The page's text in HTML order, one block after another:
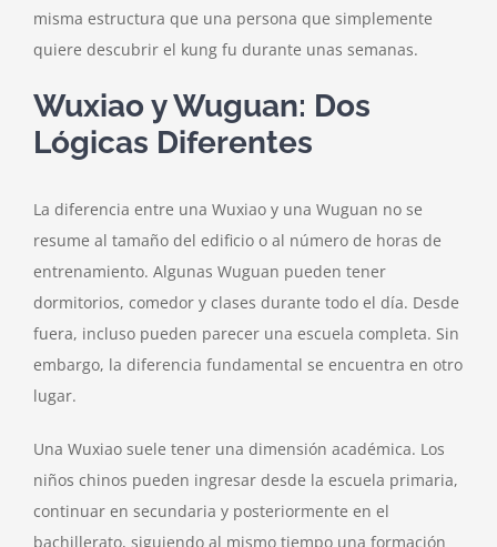
misma estructura que una persona que simplemente
quiere descubrir el kung fu durante unas semanas.
Wuxiao y Wuguan: Dos
Lógicas Diferentes
La diferencia entre una Wuxiao y una Wuguan no se
resume al tamaño del edificio o al número de horas de
entrenamiento. Algunas Wuguan pueden tener
dormitorios, comedor y clases durante todo el día. Desde
fuera, incluso pueden parecer una escuela completa. Sin
embargo, la diferencia fundamental se encuentra en otro
lugar.
Una Wuxiao suele tener una dimensión académica. Los
niños chinos pueden ingresar desde la escuela primaria,
continuar en secundaria y posteriormente en el
bachillerato, siguiendo al mismo tiempo una formación